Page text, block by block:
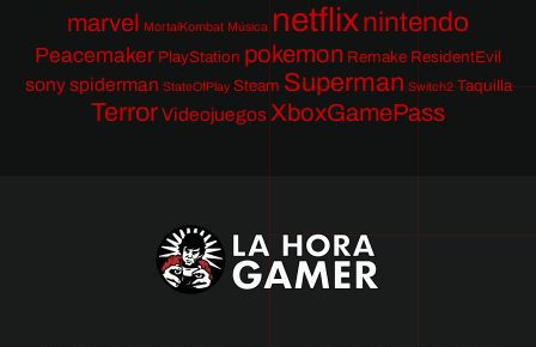
marvel MortalKombat Música netflixnintendo
Peacemaker PlayStation pokemon Remake ResidentEvil
sony spiderman StateOfPlay Steam Superman Switch2 Taquilla
TerrorVideojuegosXboxGamePass